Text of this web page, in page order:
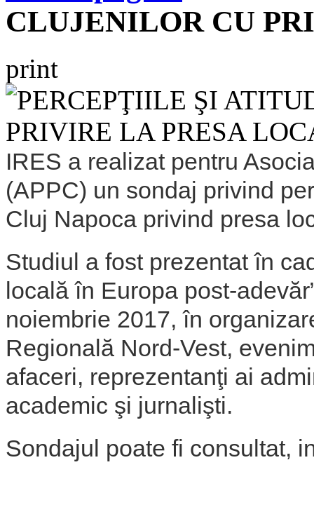
CLUJENILOR CU
print
IRES a realizat pentru
(APPC) un sondaj privind
Cluj Napoca privind presa
Studiul a fost prezentat în
locală în Europa post-
noiembrie 2017, în
Regională Nord-Vest,
afaceri, reprezentanţi ai
academic şi jurnalişti.
Sondajul poate fi consultat,